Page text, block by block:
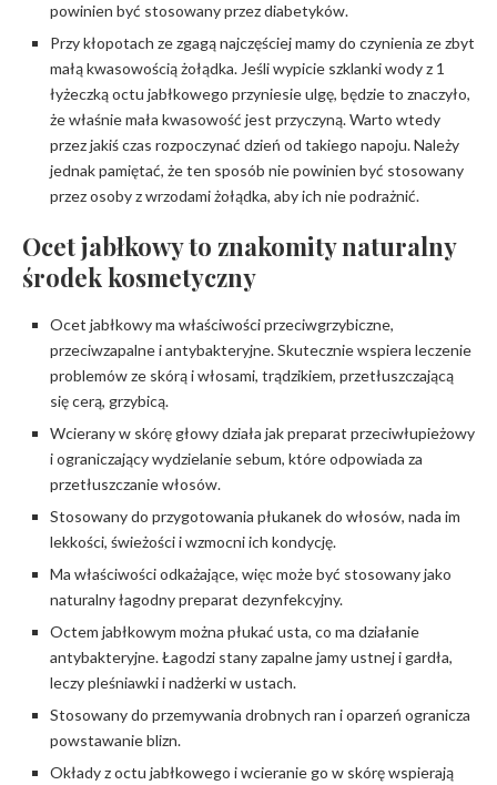
powinien być stosowany przez diabetyków.
Przy kłopotach ze zgagą najczęściej mamy do czynienia ze zbyt
małą kwasowością żołądka. Jeśli wypicie szklanki wody z 1
łyżeczką octu jabłkowego przyniesie ulgę, będzie to znaczyło,
że właśnie mała kwasowość jest przyczyną. Warto wtedy
przez jakiś czas rozpoczynać dzień od takiego napoju. Należy
jednak pamiętać, że ten sposób nie powinien być stosowany
przez osoby z wrzodami żołądka, aby ich nie podrażnić.
Ocet jabłkowy to znakomity naturalny
środek kosmetyczny
Ocet jabłkowy ma właściwości przeciwgrzybiczne,
przeciwzapalne i antybakteryjne. Skutecznie wspiera leczenie
problemów ze skórą i włosami, trądzikiem, przetłuszczającą
się cerą, grzybicą.
Wcierany w skórę głowy działa jak preparat przeciwłupieżowy
i ograniczający wydzielanie sebum, które odpowiada za
przetłuszczanie włosów.
Stosowany do przygotowania płukanek do włosów, nada im
lekkości, świeżości i wzmocni ich kondycję.
Ma właściwości odkażające, więc może być stosowany jako
naturalny łagodny preparat dezynfekcyjny.
Octem jabłkowym można płukać usta, co ma działanie
antybakteryjne. Łagodzi stany zapalne jamy ustnej i gardła,
leczy pleśniawki i nadżerki w ustach.
Stosowany do przemywania drobnych ran i oparzeń ogranicza
powstawanie blizn.
Okłady z octu jabłkowego i wcieranie go w skórę wspierają